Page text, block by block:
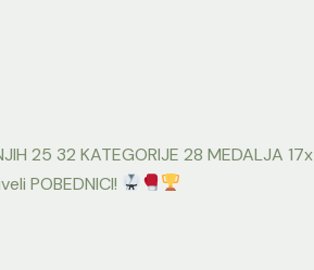
25 32 KATEGORIJE 28 MEDALJA 17x
POBEDNICI!